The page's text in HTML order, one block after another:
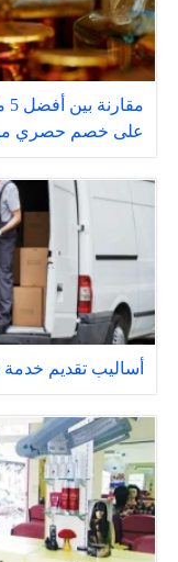
على خصم حصري
أساليب تقديم خدمة